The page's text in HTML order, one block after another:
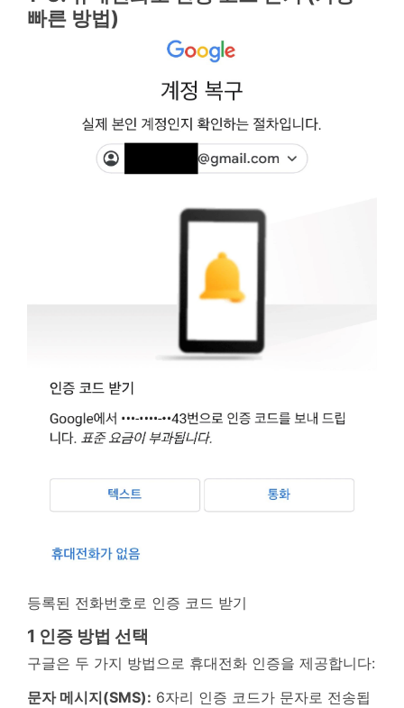
빠른 방법)
등록된 전화번호로 인증 코드 받기
1 인증 방법 선택
구글은 두 가지 방법으로 휴대전화 인증을 제공합니다:
문자 메시지(SMS): 6자리 인증 코드가 문자로 전송됩